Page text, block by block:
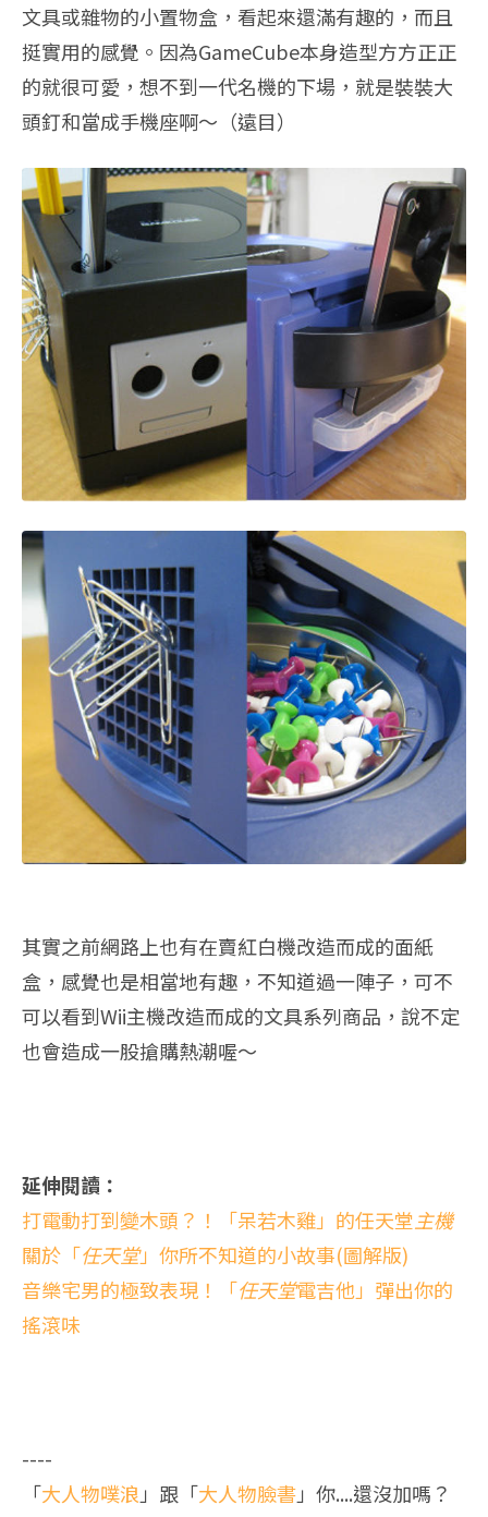
文具或雜物的小置物盒，看起來還滿有趣的，而且
挺實用的感覺。因為GameCube本身造型方方正正
的就很可愛，想不到一代名機的下場，就是裝裝大
頭釘和當成手機座啊～（遠目）
其實之前網路上也有在賣紅白機改造而成的面紙
盒，感覺也是相當地有趣，不知道過一陣子，可不
可以看到Wii主機改造而成的文具系列商品，說不定
也會造成一股搶購熱潮喔～
延伸閱讀：
打電動打到變木頭？！「呆若木雞」的任天堂主機
關於「任天堂」你所不知道的小故事(圖解版)
音樂宅男的極致表現！「任天堂電吉他」彈出你的
搖滾味
----
「大人物噗浪 」跟「大人物臉書」你....還沒加嗎？